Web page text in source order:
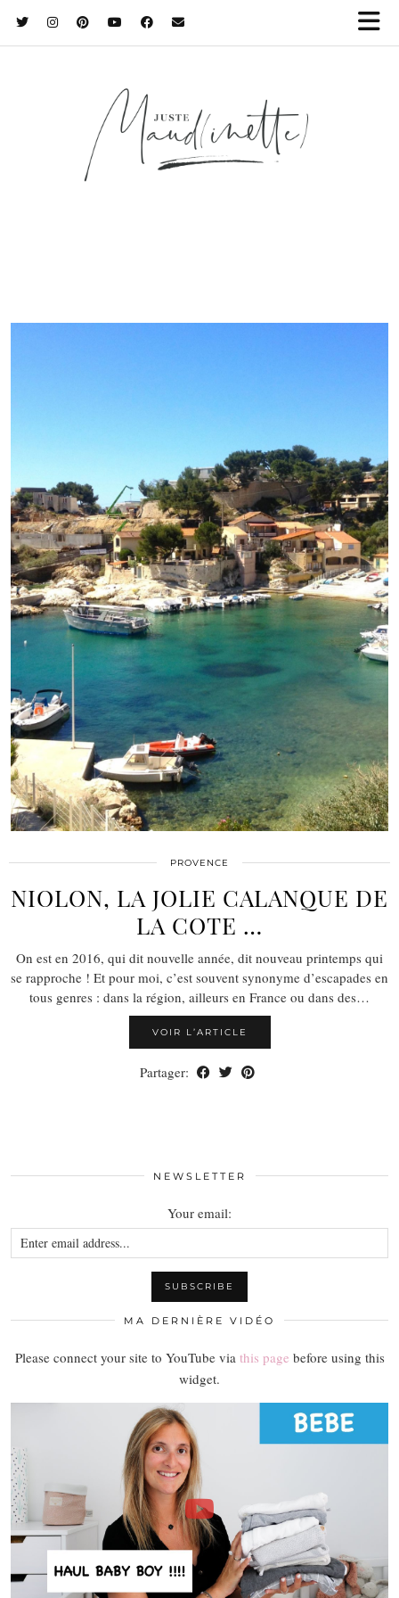
PROVENCE
NIOLON, LA JOLIE CALANQUE DE
LA COTE …
On est en 2016, qui dit nouvelle année, dit nouveau printemps qui
se rapproche ! Et pour moi, c’est souvent synonyme d’escapades en
tous genres : dans la région, ailleurs en France ou dans des…
VOIR L’ARTICLE
Partager:
NEWSLETTER
Your email:
MA DERNIÈRE VIDÉO
Please connect your site to YouTube via this page before using this
widget.